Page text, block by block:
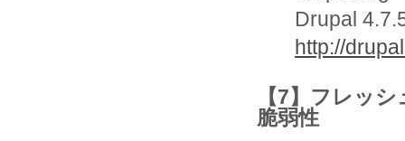
Drupal
http://
【7】フレッ
脆弱性